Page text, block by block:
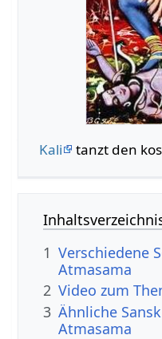
Kali tanzt den
1 Verschiedene
Atmasama
2 Video zum
3 Ähnliche
Atmasama